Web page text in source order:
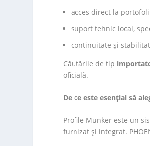
acces direct la
suport tehnic local,
continuitate și
Căutările de tip
oficială.
De ce este esențial să
Profile Münker este un
furnizat și integrat.